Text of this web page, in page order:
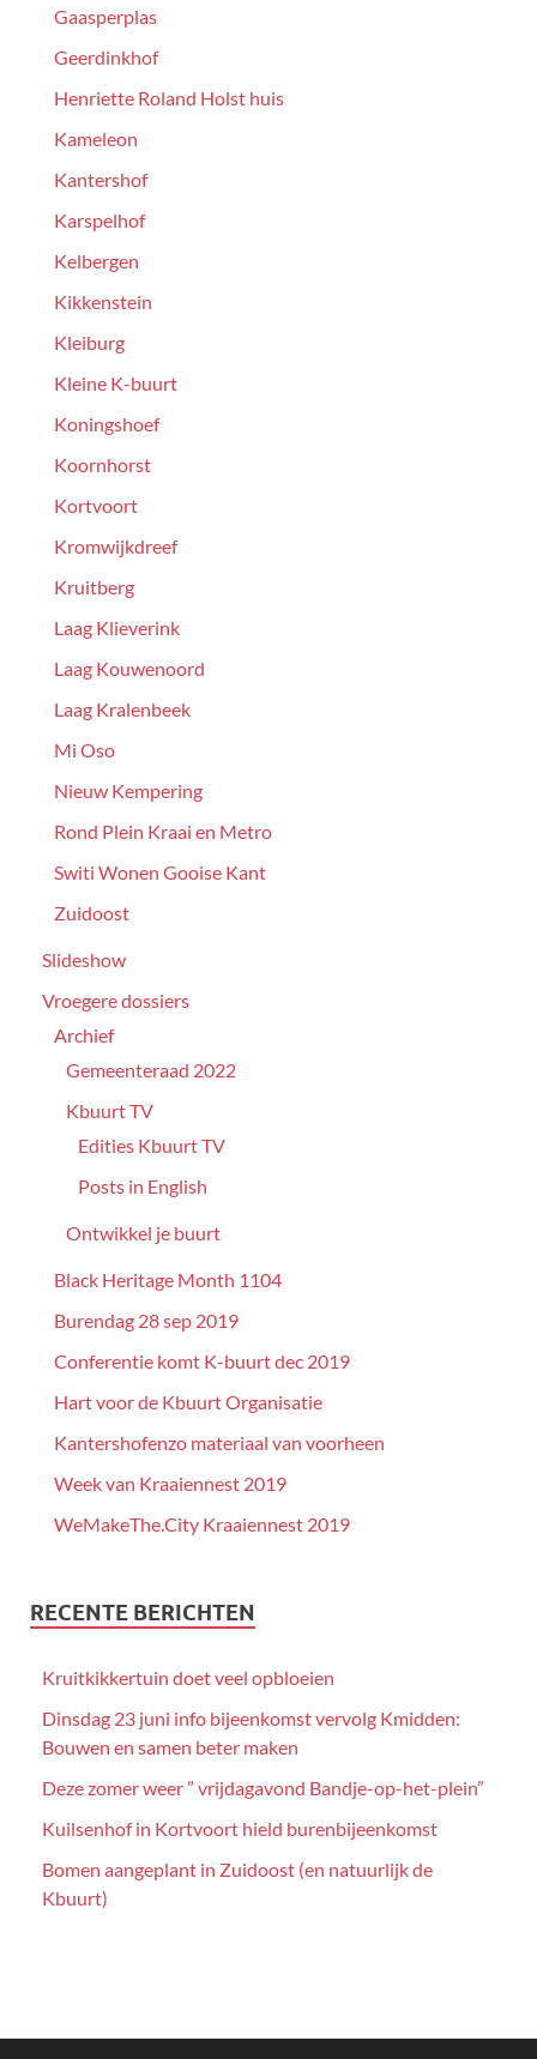
Gaasperplas
Geerdinkhof
Henriette Roland Holst huis
Kameleon
Kantershof
Karspelhof
Kelbergen
Kikkenstein
Kleiburg
Kleine K-buurt
Koningshoef
Koornhorst
Kortvoort
Kromwijkdreef
Kruitberg
Laag Klieverink
Laag Kouwenoord
Laag Kralenbeek
Mi Oso
Nieuw Kempering
Rond Plein Kraai en Metro
Switi Wonen Gooise Kant
Zuidoost
Slideshow
Vroegere dossiers
Archief
Gemeenteraad 2022
Kbuurt TV
Edities Kbuurt TV
Posts in English
Ontwikkel je buurt
Black Heritage Month 1104
Burendag 28 sep 2019
Conferentie komt K-buurt dec 2019
Hart voor de Kbuurt Organisatie
Kantershofenzo materiaal van voorheen
Week van Kraaiennest 2019
WeMakeThe.City Kraaiennest 2019
RECENTE BERICHTEN
Kruitkikkertuin doet veel opbloeien
Dinsdag 23 juni info bijeenkomst vervolg Kmidden:
Bouwen en samen beter maken
Deze zomer weer ” vrijdagavond Bandje-op-het-plein”
Kuilsenhof in Kortvoort hield burenbijeenkomst
Bomen aangeplant in Zuidoost (en natuurlijk de
Kbuurt)